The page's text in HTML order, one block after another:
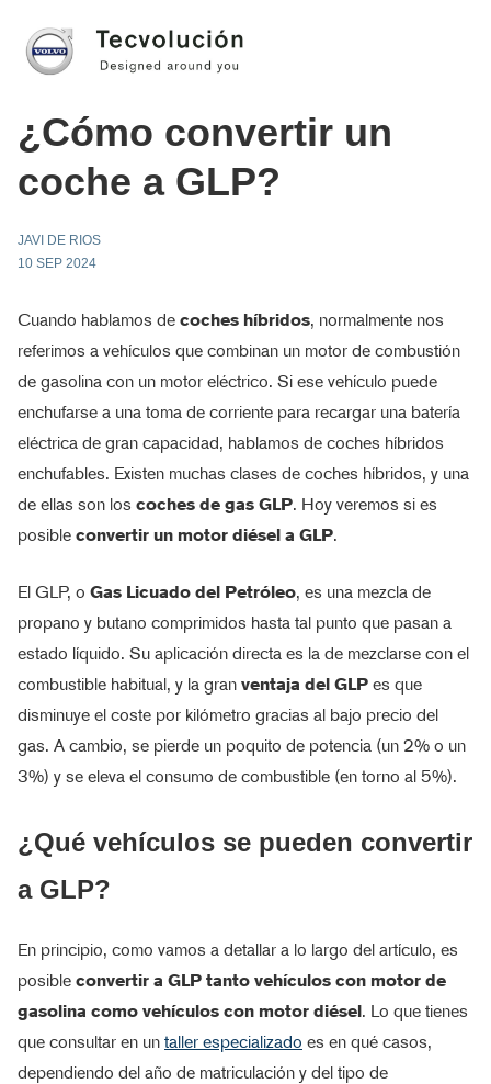
¿Cómo convertir un
coche a GLP?
JAVI DE RIOS
10 SEP 2024
Cuando hablamos de coches híbridos, normalmente nos
referimos a vehículos que combinan un motor de combustión
de gasolina con un motor eléctrico. Si ese vehículo puede
enchufarse a una toma de corriente para recargar una batería
eléctrica de gran capacidad, hablamos de coches híbridos
enchufables. Existen muchas clases de coches híbridos, y una
de ellas son los coches de gas GLP. Hoy veremos si es
posible convertir un motor diésel a GLP.
El GLP, o Gas Licuado del Petróleo, es una mezcla de
propano y butano comprimidos hasta tal punto que pasan a
estado líquido. Su aplicación directa es la de mezclarse con el
combustible habitual, y la gran ventaja del GLP es que
disminuye el coste por kilómetro gracias al bajo precio del
gas. A cambio, se pierde un poquito de potencia (un 2% o un
3%) y se eleva el consumo de combustible (en torno al 5%).
¿Qué vehículos se pueden convertir
a GLP?
En principio, como vamos a detallar a lo largo del artículo, es
posible convertir a GLP tanto vehículos con motor de
gasolina como vehículos con motor diésel. Lo que tienes
que consultar en un taller especializado es en qué casos,
dependiendo del año de matriculación y del tipo de